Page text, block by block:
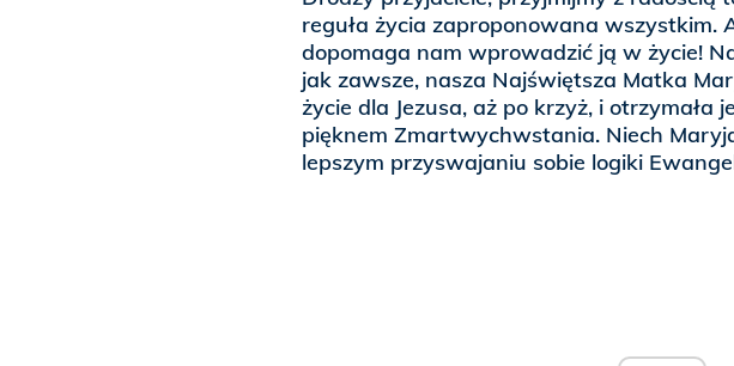
reguła życia zaproponowana wszystkim.
dopomaga nam wprowadzić ją w życie!
jak zawsze, nasza Najświętsza Matka
życie dla Jezusa, aż po krzyż, i otrzymała
pięknem Zmartwychwstania. Niech
lepszym przyswajaniu sobie logiki